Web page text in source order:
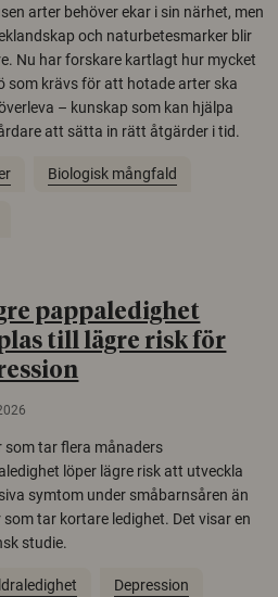
arter behöver ekar i sin närhet, men
och naturbetesmarker blir
Nu har forskare kartlagt hur mycket
som krävs för att hotade arter ska
– kunskap som kan hjälpa
att sätta in rätt åtgärder i tid.
Biologisk mångfald
pappaledighet
till lägre risk för
som tar flera månaders
löper lägre risk att utveckla
symtom under småbarnsåren än
som tar kortare ledighet. Det visar en
studie.
Depression